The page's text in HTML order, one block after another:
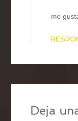
me
Deja